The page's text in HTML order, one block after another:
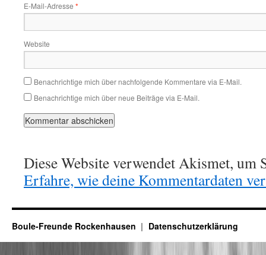
E-Mail-Adresse *
Website
Benachrichtige mich über nachfolgende Kommentare via E-Mail.
Benachrichtige mich über neue Beiträge via E-Mail.
Diese Website verwendet Akismet, um
Erfahre, wie deine Kommentardaten
Boule-Freunde Rockenhausen Datenschutzerklärung